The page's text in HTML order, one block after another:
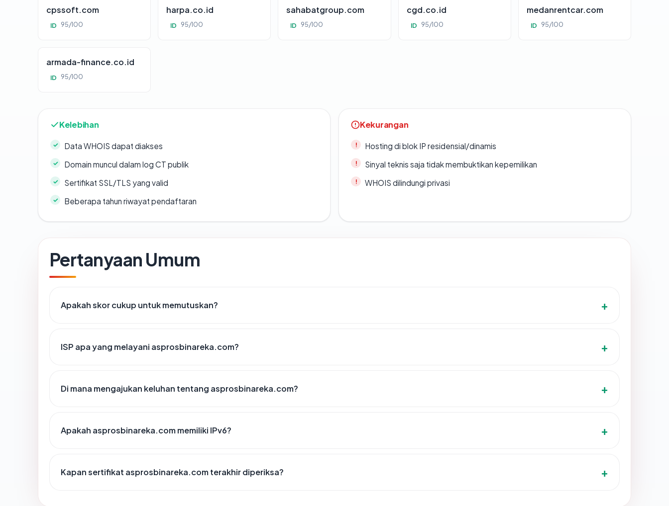
cpssoft.com
ID 95/100
harpa.co.id
ID 95/100
sahabatgroup.com
ID 95/100
cgd.co.id
ID 95/100
medanrentcar.com
ID 95/100
armada-finance.co.id
ID 95/100
Kelebihan
Data WHOIS dapat diakses
Domain muncul dalam log CT publik
Sertifikat SSL/TLS yang valid
Beberapa tahun riwayat pendaftaran
Kekurangan
Hosting di blok IP residensial/dinamis
Sinyal teknis saja tidak membuktikan kepemilikan
WHOIS dilindungi privasi
Pertanyaan Umum
Apakah skor cukup untuk memutuskan?
ISP apa yang melayani asprosbinareka.com?
Di mana mengajukan keluhan tentang asprosbinareka.com?
Apakah asprosbinareka.com memiliki IPv6?
Kapan sertifikat asprosbinareka.com terakhir diperiksa?